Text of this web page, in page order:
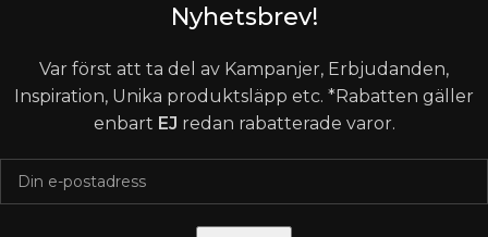
Nyhetsbrev!
Var först att ta del av Kampanjer, Erbjudanden,
Inspiration, Unika produktsläpp etc. *Rabatten gäller
enbart EJ redan rabatterade varor.